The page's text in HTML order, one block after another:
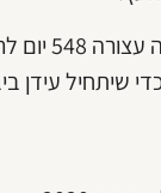
ואולי בכל
שיתחיל עידן